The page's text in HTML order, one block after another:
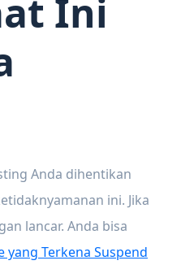
Ini
Anda dihentikan
ini. Jika
lancar. Anda bisa
yang Terkena Suspend